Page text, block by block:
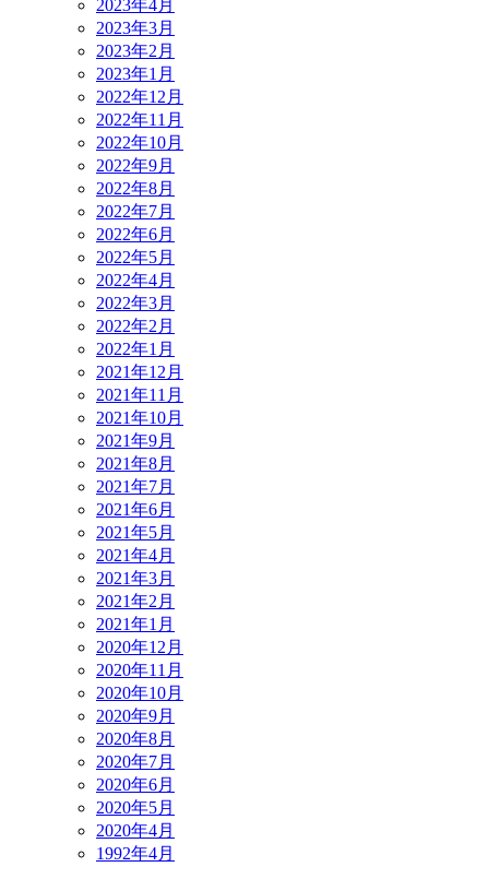
2023年4月
2023年3月
2023年2月
2023年1月
2022年12月
2022年11月
2022年10月
2022年9月
2022年8月
2022年7月
2022年6月
2022年5月
2022年4月
2022年3月
2022年2月
2022年1月
2021年12月
2021年11月
2021年10月
2021年9月
2021年8月
2021年7月
2021年6月
2021年5月
2021年4月
2021年3月
2021年2月
2021年1月
2020年12月
2020年11月
2020年10月
2020年9月
2020年8月
2020年7月
2020年6月
2020年5月
2020年4月
1992年4月